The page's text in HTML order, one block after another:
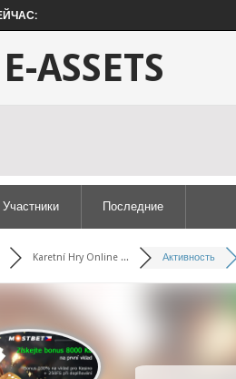
ASSETS
Участники Последние
Karetní Hry Online ... Активность